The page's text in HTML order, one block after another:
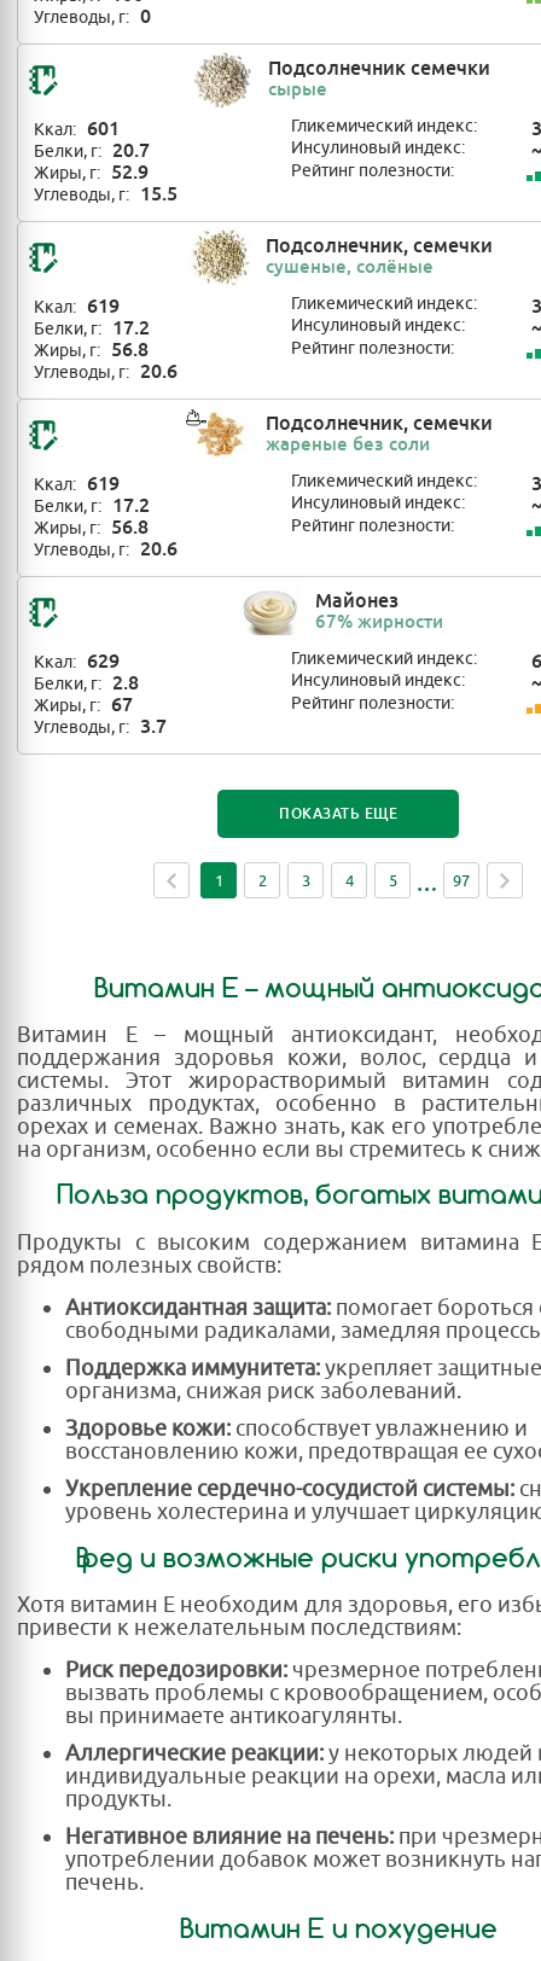
Углеводы, г: 0
Подсолнечник семечки
сырые
Ккал: 601
Белки, г: 20.7
Жиры, г: 52.9
Углеводы, г: 15.5
Гликемический индекс:
Инсулиновый индекс: ~
Рейтинг полезности:
Подсолнечник, семечки
сушеные, солёные
Ккал: 619
Белки, г: 17.2
Жиры, г: 56.8
Углеводы, г: 20.6
Гликемический индекс:
Инсулиновый индекс: ~
Рейтинг полезности:
Подсолнечник, семечки
жареные без соли
Ккал: 619
Белки, г: 17.2
Жиры, г: 56.8
Углеводы, г: 20.6
Гликемический индекс:
Инсулиновый индекс: ~
Рейтинг полезности:
Майонез
67% жирности
Ккал: 629
Белки, г: 2.8
Жиры, г: 67
Углеводы, г: 3.7
Гликемический индекс:
Инсулиновый индекс: ~
Рейтинг полезности:
ПОКАЗАТЬ ЕЩЕ
1 2 3 4 5 97
Витамин E – мощный
Витамин E – мощный антиоксидант,
поддержания здоровья кожи, волос, сердца
системы. Этот жирорастворимый витамин
различных продуктах, особенно в
орехах и семенах. Важно знать, как его
на организм, особенно если вы стремитесь к
Польза продуктов, богатых
Продукты с высоким содержанием витамина
рядом полезных свойств:
Антиоксидантная защита: помогает бороться
свободными радикалами, замедляя
Поддержка иммунитета:укрепляет
организма, снижая риск заболеваний.
Здоровье кожи: способствует увлажнению и
восстановлению кожи, предотвращая ее
Укрепление сердечно-сосудистой системы:
уровень холестерина и улучшает
Вред и возможные риски
Хотя витамин E необходим для здоровья, его
привести к нежелательным последствиям:
Риск передозировки:чрезмерное
вызвать проблемы с кровообращением,
вы принимаете антикоагулянты.
Аллергические реакции:у некоторых
индивидуальные реакции на орехи, масла
продукты.
Негативное влияние на печень: при
употреблении добавок может возникнуть
печень.
Витамин E и похудение